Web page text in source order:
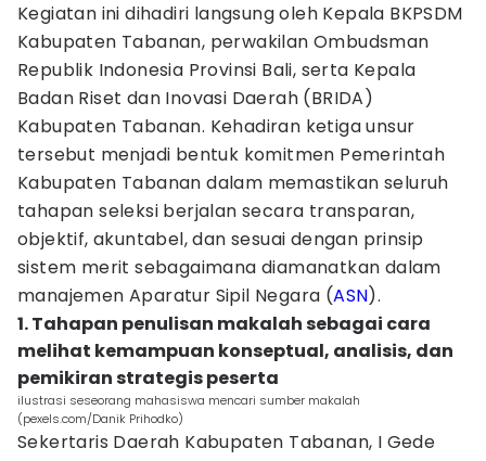
Kegiatan ini dihadiri langsung oleh Kepala BKPSDM
Kabupaten Tabanan, perwakilan Ombudsman
Republik Indonesia Provinsi Bali, serta Kepala
Badan Riset dan Inovasi Daerah (BRIDA)
Kabupaten Tabanan. Kehadiran ketiga unsur
tersebut menjadi bentuk komitmen Pemerintah
Kabupaten Tabanan dalam memastikan seluruh
tahapan seleksi berjalan secara transparan,
objektif, akuntabel, dan sesuai dengan prinsip
sistem merit sebagaimana diamanatkan dalam
manajemen Aparatur Sipil Negara (ASN).
1. Tahapan penulisan makalah sebagai cara
melihat kemampuan konseptual, analisis, dan
pemikiran strategis peserta
ilustrasi seseorang mahasiswa mencari sumber makalah
(pexels.com/Danik Prihodko)
Sekertaris Daerah Kabupaten Tabanan, I Gede